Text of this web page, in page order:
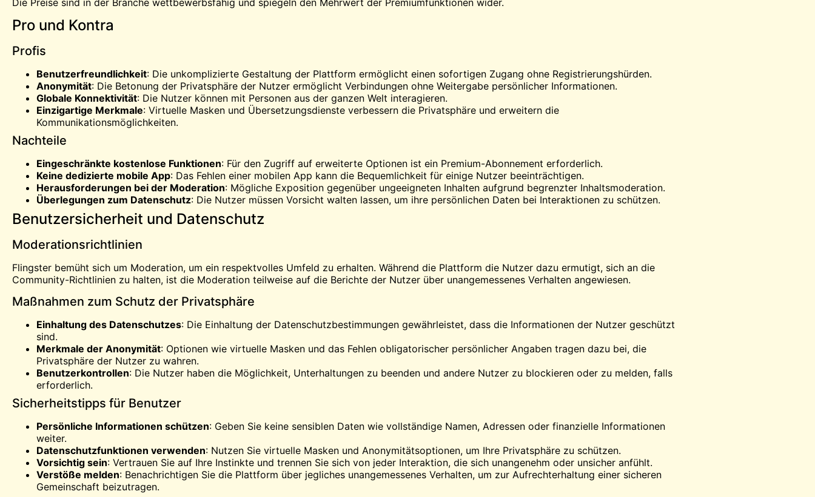
Pro und Kontra
Profis
Benutzerfreundlichkeit: Die unkomplizierte Gestaltung der Plattform ermöglicht einen sofortigen Zugang ohne Registrierungshürden.
Anonymität: Die Betonung der Privatsphäre der Nutzer ermöglicht Verbindungen ohne Weitergabe persönlicher Informationen.
Globale Konnektivität: Die Nutzer können mit Personen aus der ganzen Welt interagieren.
Einzigartige Merkmale: Virtuelle Masken und Übersetzungsdienste verbessern die Privatsphäre und erweitern die
Kommunikationsmöglichkeiten.
Nachteile
Eingeschränkte kostenlose Funktionen: Für den Zugriff auf erweiterte Optionen ist ein Premium-Abonnement erforderlich.
Keine dedizierte mobile App: Das Fehlen einer mobilen App kann die Bequemlichkeit für einige Nutzer beeinträchtigen.
Herausforderungen bei der Moderation: Mögliche Exposition gegenüber ungeeigneten Inhalten aufgrund begrenzter Inhaltsmoderation.
Überlegungen zum Datenschutz: Die Nutzer müssen Vorsicht walten lassen, um ihre persönlichen Daten bei Interaktionen zu schützen.
Benutzersicherheit und Datenschutz
Moderationsrichtlinien
Flingster bemüht sich um Moderation, um ein respektvolles Umfeld zu erhalten. Während die Plattform die Nutzer dazu ermutigt, sich an die
Community-Richtlinien zu halten, ist die Moderation teilweise auf die Berichte der Nutzer über unangemessenes Verhalten angewiesen.
Maßnahmen zum Schutz der Privatsphäre
Einhaltung des Datenschutzes: Die Einhaltung der Datenschutzbestimmungen gewährleistet, dass die Informationen der Nutzer geschützt
sind.
Merkmale der Anonymität: Optionen wie virtuelle Masken und das Fehlen obligatorischer persönlicher Angaben tragen dazu bei, die
Privatsphäre der Nutzer zu wahren.
Benutzerkontrollen: Die Nutzer haben die Möglichkeit, Unterhaltungen zu beenden und andere Nutzer zu blockieren oder zu melden, falls
erforderlich.
Sicherheitstipps für Benutzer
Persönliche Informationen schützen: Geben Sie keine sensiblen Daten wie vollständige Namen, Adressen oder finanzielle Informationen
weiter.
Datenschutzfunktionen verwenden: Nutzen Sie virtuelle Masken und Anonymitätsoptionen, um Ihre Privatsphäre zu schützen.
Vorsichtig sein: Vertrauen Sie auf Ihre Instinkte und trennen Sie sich von jeder Interaktion, die sich unangenehm oder unsicher anfühlt.
Verstöße melden: Benachrichtigen Sie die Plattform über jegliches unangemessenes Verhalten, um zur Aufrechterhaltung einer sicheren
Gemeinschaft beizutragen.